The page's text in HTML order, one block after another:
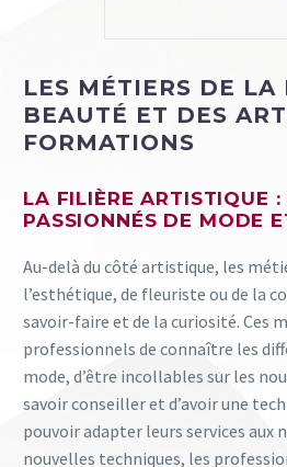
LES MÉTIERS DE
BEAUTÉ ET DES
FORMATIONS
LA FILIÈRE ARTISTIQUE :
PASSIONNÉS DE MODE
Au-delà du côté artistique, les
l’esthétique, de fleuriste ou de la
savoir-faire et de la curiosité. Ces
professionnels de connaître les
mode, d’être incollables sur les
savoir conseiller et d’avoir une
pouvoir adapter leurs services aux
nouvelles techniques, les